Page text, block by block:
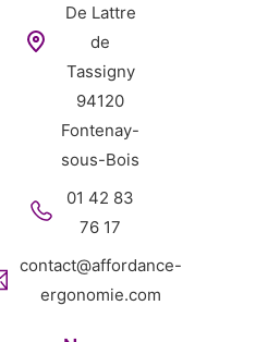
De Lattre
de
Tassigny
94120
Fontenay-
sous-Bois
01 42 83
76 17
contact@affordance-
ergonomie.com